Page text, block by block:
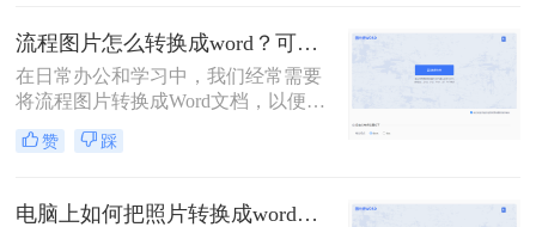
流程图片怎么转换成word？可以试试这三个方法！
在日常办公和学习中，我们经常需要
将流程图片转换成Word文档，以便于
编辑、修改和分享。那么流程图片怎
么转换成word呢？本文将为你介绍三
法，帮助你更高效地完成这一任务。
赞 踩
电脑上如何把照片转换成word文档？转换图片为Word文档的二大妙招！